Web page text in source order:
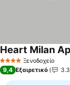
4 ΑστέριαΞενοδοχείο
Heart Milan
9,4 Εξαιρετικό